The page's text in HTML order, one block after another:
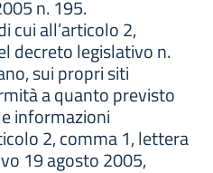
n. 195.
cui all’articolo 2,
decreto legislativo n.
sui propri siti
a quanto previsto
informazioni
2, comma 1, lettera
19 agosto 2005,